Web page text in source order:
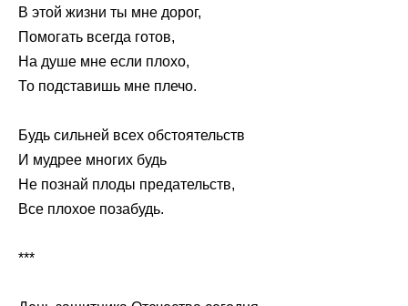
В этой жизни ты мне дорог,
Помогать всегда готов,
На душе мне если плохо,
То подставишь мне плечо.
Будь сильней всех обстоятельств
И мудрее многих будь
Не познай плоды предательств,
Все плохое позабудь.
***